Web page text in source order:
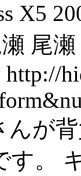
X5
尾
http://
んが
。